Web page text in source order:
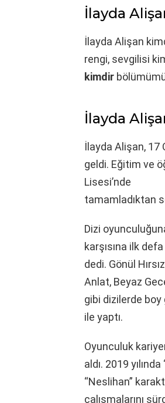
İlayda
İlayda Alişan
rengi, sevgilisi
kimdir
İlayda
İlayda Alişan, 17
geldi. Eğitim ve
Lisesi’nde
tamamladıktan
Dizi
karşısına ilk
dedi. Gönül
Anlat, Beyaz
gibi dizilerde boy
ile yaptı.
Oyunculuk
aldı. 2019
“Neslihan”
çalışmalarını